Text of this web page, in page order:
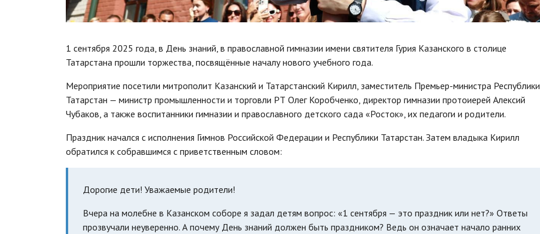
1 сентября 2025 года, в День знаний, в православной гимназии имени святителя Гурия Казанского в столице
Татарстана прошли торжества, посвящённые началу нового учебного года.
Мероприятие посетили митрополит Казанский и Татарстанский Кирилл, заместитель Премьер-министра Республики
Татарстан — министр промышленности и торговли РТ Олег Коробченко, директор гимназии протоиерей Алексий
Чубаков, а также воспитанники гимназии и православного детского сада «Росток», их педагоги и родители.
Праздник начался с исполнения Гимнов Российской Федерации и Республики Татарстан. Затем владыка Кирилл
обратился к собравшимся с приветственным словом:
Дорогие дети! Уважаемые родители!
Вчера на молебне в Казанском соборе я задал детям вопрос: «1 сентября — это праздник или нет?» Ответы
прозвучали неуверенно. А почему День знаний должен быть праздником? Ведь он означает начало ранних